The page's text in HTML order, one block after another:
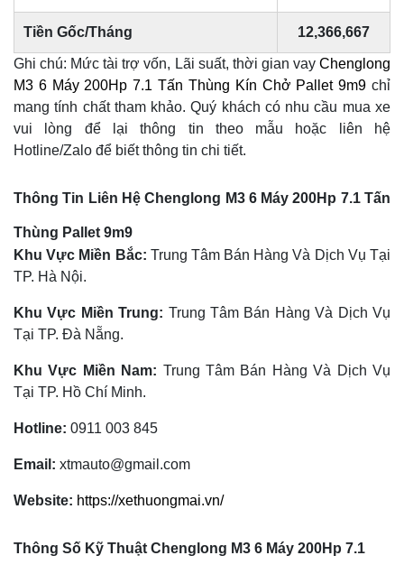
Tiền Gốc/Tháng 12,366,667
Ghi chú: Mức tài trợ vốn, Lãi suất, thời gian vay Chenglong
M3 6 Máy 200Hp 7.1 Tấn Thùng Kín Chở Pallet 9m9 chỉ
mang tính chất tham khảo. Quý khách có nhu cầu mua xe
vui lòng để lại thông tin theo mẫu hoặc liên hệ
Hotline/Zalo để biết thông tin chi tiết.
Thông Tin Liên Hệ Chenglong M3 6 Máy 200Hp 7.1 Tấn
Thùng Pallet 9m9
Khu Vực Miền Bắc: Trung Tâm Bán Hàng Và Dịch Vụ Tại
TP. Hà Nội.
Khu Vực Miền Trung: Trung Tâm Bán Hàng Và Dịch Vụ
Tại TP. Đà Nẵng.
Khu Vực Miền Nam: Trung Tâm Bán Hàng Và Dịch Vụ
Tại TP. Hồ Chí Minh.
Hotline: 0911 003 845
Email: xtmauto@gmail.com
Website: https://xethuongmai.vn/
Thông Số Kỹ Thuật Chenglong M3 6 Máy 200Hp 7.1